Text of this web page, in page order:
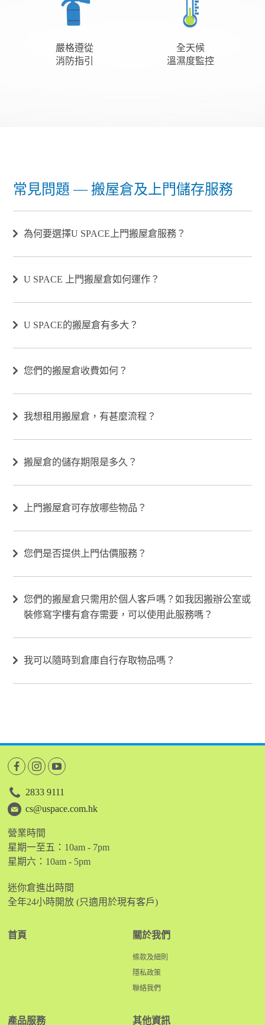
嚴格遵從
消防指引
全天候
溫濕度監控
常見問題 — 搬屋倉及上門儲存服務
為何要選擇U SPACE上門搬屋倉服務？
U SPACE 上門搬屋倉如何運作？
U SPACE的搬屋倉有多大？
您們的搬屋倉收費如何？
我想租用搬屋倉，有甚麼流程？
搬屋倉的儲存期限是多久？
上門搬屋倉可存放哪些物品？
您們是否提供上門估價服務？
您們的搬屋倉只需用於個人客戶嗎？如我因搬辦公室或
裝修寫字樓有倉存需要，可以使用此服務嗎？
我可以隨時到倉庫自行存取物品嗎？
2833 9111
cs@uspace.com.hk
營業時間
星期一至五：10am - 7pm
星期六：10am - 5pm
迷你倉進出時間
全年24小時開放 (只適用於現有客戶)
首頁 關於我們
條款及細則
隱私政策
聯絡我們
產品服務 其他資訊